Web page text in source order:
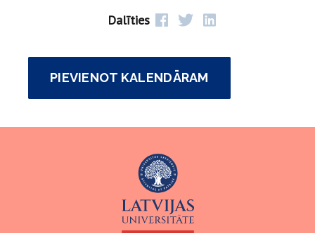
Dalīties
PIEVIENOT KALENDĀRAM